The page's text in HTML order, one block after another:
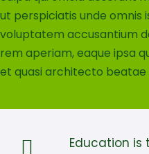
ut perspiciatis unde omnis
voluptatem accusantium
rem aperiam, eaque ipsa
et quasi architecto
Education is